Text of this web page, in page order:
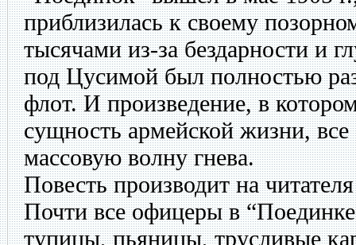
приблизилась к своему
тысячами из-за бездарности и
под Цусимой был полностью
флот. И произведение, в
сущность армейской жизни,
массовую волну гнева.
Повесть производит на
Почти все офицеры в
тупицы, пьяницы, трусливые